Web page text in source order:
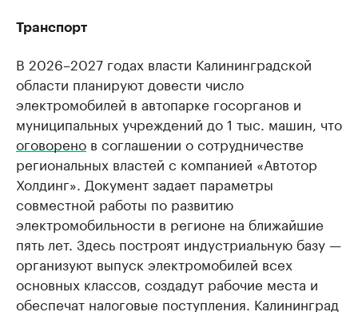
Транспорт
В 2026–2027 годах власти Калининградской
области планируют довести число
электромобилей в автопарке госорганов и
муниципальных учреждений до 1 тыс. машин, что
оговорено в соглашении о сотрудничестве
региональных властей с компанией «Автотор
Холдинг». Документ задает параметры
совместной работы по развитию
электромобильности в регионе на ближайшие
пять лет. Здесь построят индустриальную базу —
организуют выпуск электромобилей всех
основных классов, создадут рабочие места и
обеспечат налоговые поступления. Калининград